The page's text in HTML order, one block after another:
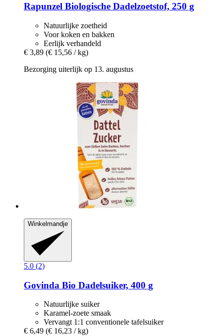
Rapunzel Biologische Dadelzoetstof, 250 g
Natuurlijke zoetheid
Voor koken en bakken
Eerlijk verhandeld
€ 3,89 (€ 15,56 / kg)
Bezorging uiterlijk op 13. augustus
Winkelmandje
5.0 (2)
Govinda Bio Dadelsuiker, 400 g
Natuurlijke suiker
Karamel-zoete smaak
Vervangt 1:1 conventionele tafelsuiker
€ 6,49 (€ 16,23 / kg)